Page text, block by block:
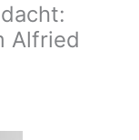
Alfried